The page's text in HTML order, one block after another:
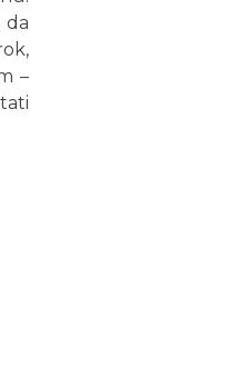
da
–